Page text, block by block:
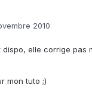
2010
dispo, elle corrige pas
mon tuto ;)